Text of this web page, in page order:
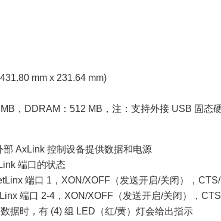
mm x 231.64 mm)
，DDRAM：512 MB，注：支持外接 USB 固态
AxLink 控制设备提供数据和电源
端口的状态
端口 1，XON/XOFF（发送开启/关闭），
端口 2-4，XON/XOFF（发送开启/关闭），
据时，有 (4) 组 LED（红/黄）灯会给出指示